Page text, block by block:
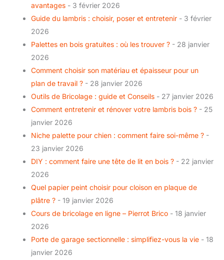
avantages - 3 février 2026
Guide du lambris : choisir, poser et entretenir - 3 février
2026
Palettes en bois gratuites : où les trouver ? - 28 janvier
2026
Comment choisir son matériau et épaisseur pour un
plan de travail ? - 28 janvier 2026
Outils de Bricolage : guide et Conseils - 27 janvier 2026
Comment entretenir et rénover votre lambris bois ? - 25
janvier 2026
Niche palette pour chien : comment faire soi-même ? -
23 janvier 2026
DIY : comment faire une tête de lit en bois ? - 22 janvier
2026
Quel papier peint choisir pour cloison en plaque de
plâtre ? - 19 janvier 2026
Cours de bricolage en ligne – Pierrot Brico - 18 janvier
2026
Porte de garage sectionnelle : simplifiez-vous la vie - 18
janvier 2026